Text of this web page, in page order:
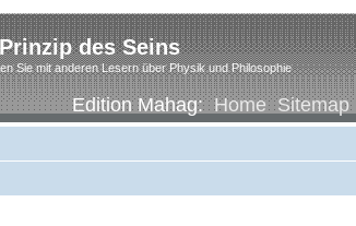
des Seins
Sie mit anderen Lesern über Physik und Philosophie
Edition Mahag:Home Sitemap